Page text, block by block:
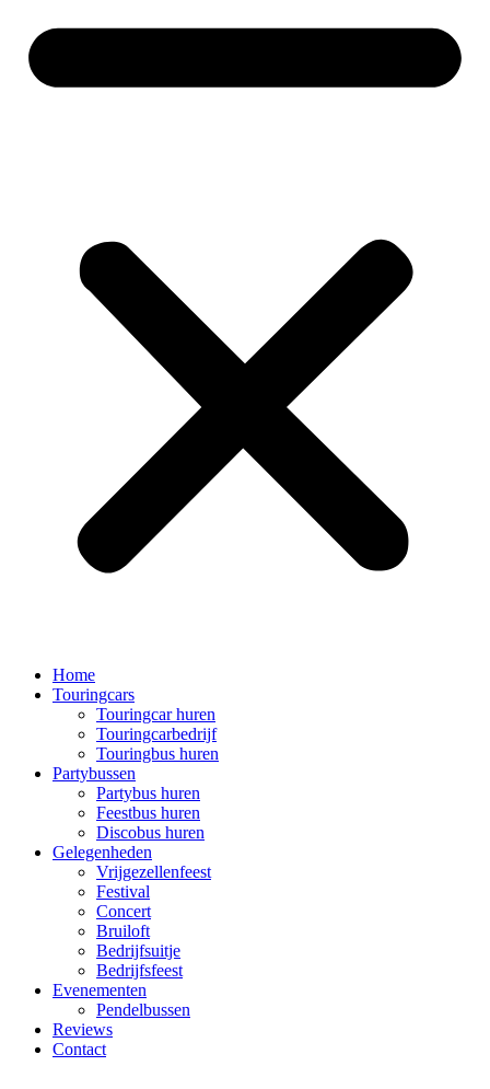
Home
Touringcars
Touringcar huren
Touringcarbedrijf
Touringbus huren
Partybussen
Partybus huren
Feestbus huren
Discobus huren
Gelegenheden
Vrijgezellenfeest
Festival
Concert
Bruiloft
Bedrijfsuitje
Bedrijfsfeest
Evenementen
Pendelbussen
Reviews
Contact